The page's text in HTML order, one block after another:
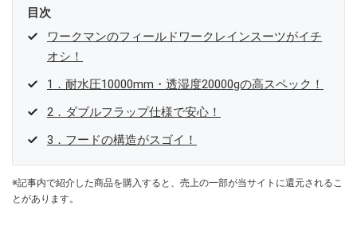
目次
ワークマンのフィールドワークレインスーツがイチ
オシ！
1．耐水圧10000mm・透湿度20000gの高スペック！
2．ダブルフラップ仕様で安心！
3．フードの構造がスゴイ！
※記事内で紹介した商品を購入すると、売上の一部が当サイトに還元されるこ
とがあります。